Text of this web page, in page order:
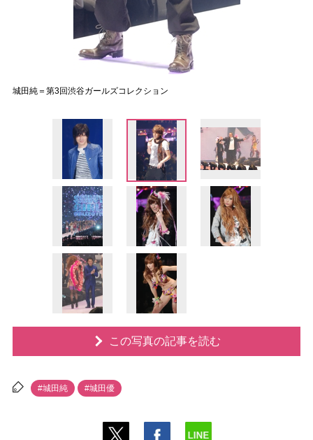
城田純＝第3回渋谷ガールズコレクション
この写真の記事を読む
#城田純 #城田優